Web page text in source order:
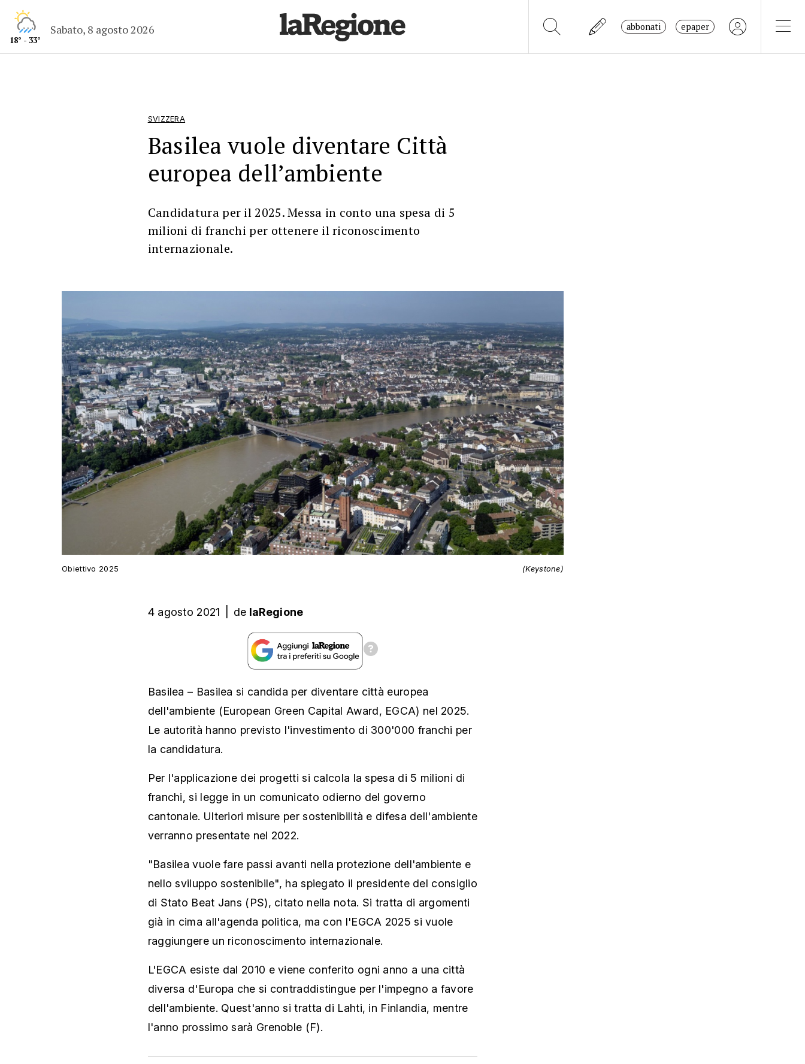
18° - 33°
Sabato, 8 agosto 2026 abbonati epaper
SVIZZERA
Basilea vuole diventare Città
europea dell’ambiente
Candidatura per il 2025. Messa in conto una spesa di 5
milioni di franchi per ottenere il riconoscimento
internazionale.
Obiettivo 2025 (Keystone)
4 agosto 2021 de laRegione
Basilea – Basilea si candida per diventare città europea
dell'ambiente (European Green Capital Award, EGCA) nel 2025.
Le autorità hanno previsto l'investimento di 300'000 franchi per
la candidatura.
Per l'applicazione dei progetti si calcola la spesa di 5 milioni di
franchi, si legge in un comunicato odierno del governo
cantonale. Ulteriori misure per sostenibilità e difesa dell'ambiente
verranno presentate nel 2022.
"Basilea vuole fare passi avanti nella protezione dell'ambiente e
nello sviluppo sostenibile", ha spiegato il presidente del consiglio
di Stato Beat Jans (PS), citato nella nota. Si tratta di argomenti
già in cima all'agenda politica, ma con l'EGCA 2025 si vuole
raggiungere un riconoscimento internazionale.
L'EGCA esiste dal 2010 e viene conferito ogni anno a una città
diversa d'Europa che si contraddistingue per l'impegno a favore
dell'ambiente. Quest'anno si tratta di Lahti, in Finlandia, mentre
l'anno prossimo sarà Grenoble (F).